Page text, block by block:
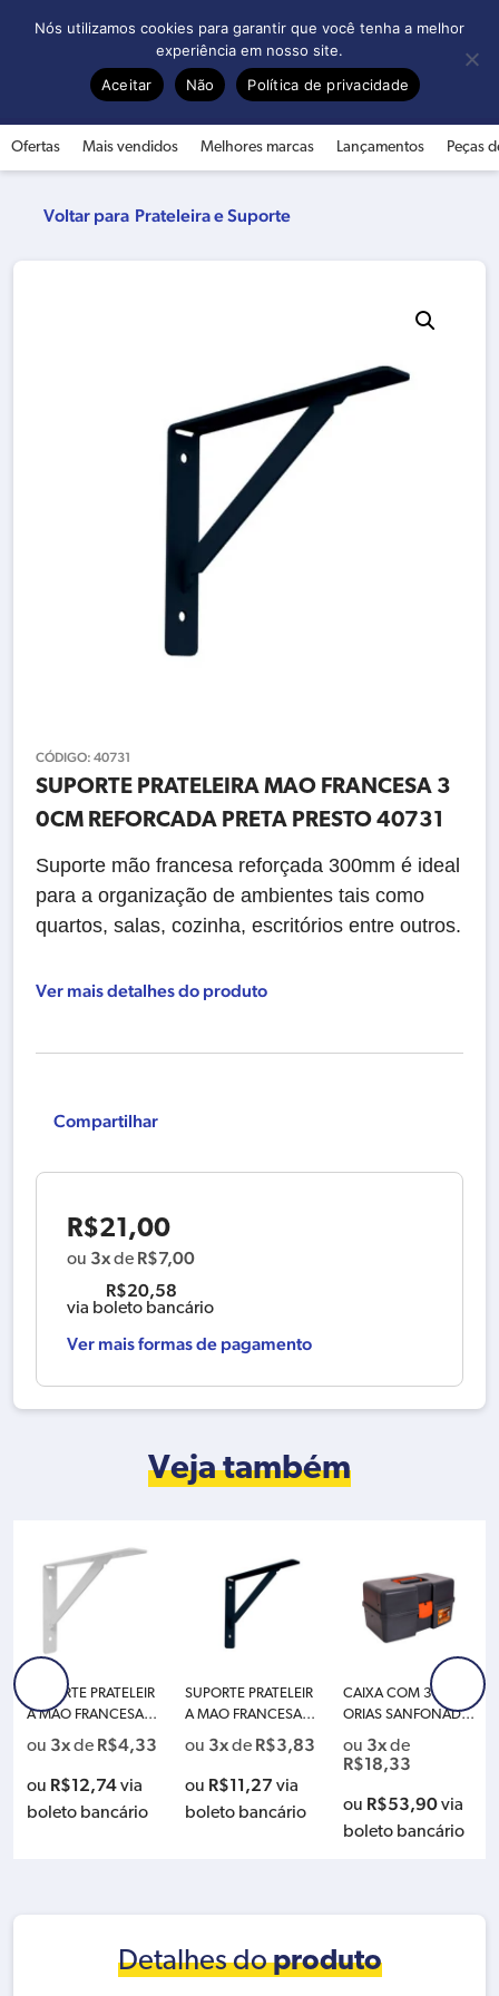
Ofertas Mais vendidos Melhores marcas Lançamentos Peças
Prateleira e Suporte
CÓDIGO: 40731
SUPORTE PRATELEIRA MAO FRANCESA 3
0CM REFORCADA PRETA PRESTO 40731
Suporte mão francesa reforçada 300mm é ideal
para a organização de ambientes tais como
quartos, salas, cozinha, escritórios entre outros.
Ver mais detalhes do produto
Compartilhar
R$21,00
ou 3xde R$7,00
R$20,58
via boleto bancário
Ver mais formas de pagamento
Veja também
SUPORTE PRATELEIR
A MAO FRANCESA 2
5CM REFORCADA B
RANCA PRESTO 407
ou 3xde R$4,33
ou R$12,74via
boleto bancário
SUPORTE PRATELEIR
A MAO FRANCESA 2
5CM REFORCADA P
RETA PRESTO 40730
ou 3xde R$3,83
ou R$11,27 via
boleto bancário
CAIXA COM 3 DIVIS
ORIAS SANFONADA
S PRESTO 96004
ou 3xde
R$18,33
ou R$53,90via
boleto bancário
Detalhes doproduto
Nós utilizamos cookies para garantir que você tenha a melhor
experiência em nosso site.
Aceitar
Não Política de privacidade